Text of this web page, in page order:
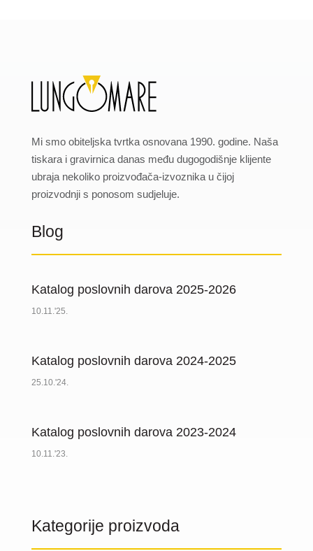
Mi smo obiteljska tvrtka osnovana 1990. godine. Naša
tiskara i gravirnica danas među dugogodišnje klijente
ubraja nekoliko proizvođača-izvoznika u čijoj
proizvodnji s ponosom sudjeluje.
Blog
Katalog poslovnih darova 2025-2026
10.11.'25.
Katalog poslovnih darova 2024-2025
25.10.'24.
Katalog poslovnih darova 2023-2024
10.11.'23.
Kategorije proizvoda